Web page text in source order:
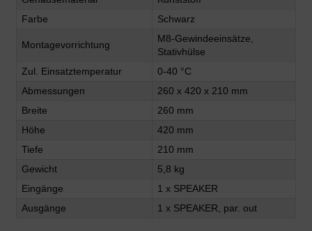
Farbe
Schwarz
Montagevorrichtung
M8-Gewindeeinsätze,
Stativhülse
Zul. Einsatztemperatur
0-40 °C
Abmessungen
260 x 420 x 210 mm
Breite
260 mm
Höhe
420 mm
Tiefe
210 mm
Gewicht
5,8 kg
Eingänge
1 x SPEAKER
Ausgänge
1 x SPEAKER, par. out